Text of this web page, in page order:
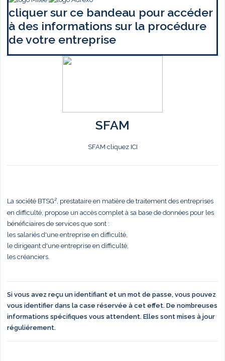
cliquer sur ce bandeau pour accéder
à des informations sur la procédure
de votre entreprise
SFAM
SFAM cliquez ICI
La société BTSG², prestataire en matière de traitement des entreprises
en difficulté, propose un accès complet à sa base de données pour les
bénéficiaires de services que sont :
les salariés d'une entreprise en difficulté,
le dirigeant d'une entreprise en difficulté,
les créanciers.
Si vous avez reçu un identifiant et un mot de passe, vous pouvez
vous identifier dans la case réservée à cet effet. De nombreuses
informations spécifiques vous attendent. Elles sont mises à jour
réguliérement.